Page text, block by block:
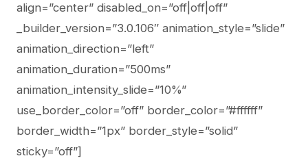
align=”center” disabled_on=”off|off|off”
_builder_version=”3.0.106″ animation_style=”slide”
animation_direction=”left”
animation_duration=”500ms”
animation_intensity_slide=”10%”
use_border_color=”off” border_color=”#ffffff”
border_width=”1px” border_style=”solid”
sticky=”off”]